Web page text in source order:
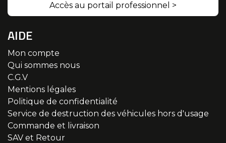
Accès au portail professionnel >
AIDE
Mon compte
Qui sommes nous
C.G.V
Mentions légales
Politique de confidentialité
Service de destruction des véhicules hors d'usage
Commande et livraison
SAV et Retour